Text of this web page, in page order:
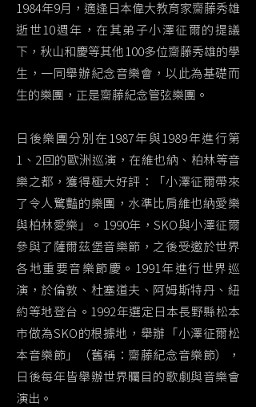
1984年9月，適逢日本偉大教育家齋藤秀雄
逝世10週年，在其弟子小澤征爾的提議
下，秋山和慶等其他100多位齋藤秀雄的學
生，一同舉辦紀念音樂會，以此為基礎而
生的樂團，正是齋藤紀念管弦樂團。
日後樂團分別在1987年與1989年進行第
1、2回的歐洲巡演，在維也納、柏林等音
樂之都，獲得極大好評：「小澤征爾帶來
了令人驚豔的樂團，水準比肩維也納愛樂
與柏林愛樂」。1990年，SKO與小澤征爾
參與了薩爾茲堡音樂節，之後受邀於世界
各地重要音樂節慶。1991年進行世界巡
演，於倫敦、杜塞道夫、阿姆斯特丹、紐
約等地登台。1992年選定日本長野縣松本
市做為SKO的根據地，舉辦「小澤征爾松
本音樂節」（舊稱：齋藤紀念音樂節），
日後每年皆舉辦世界矚目的歌劇與音樂會
演出。